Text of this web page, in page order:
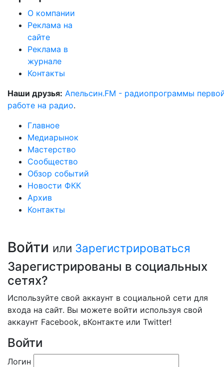
О компании
Реклама на
сайте
Реклама в
журнале
Контакты
Наши друзья: Апельсин.FM - радиопрограммы
работе на радио.
Главное
Медиарынок
Мастерство
Сообщество
Обзор событий
Новости ФКК
Архив
Контакты
Войти или Зарегистрироваться
Зарегистрированы в социальных
сетях?
Используйте свой аккаунт в социальной сети для
входа на сайт. Вы можете войти используя свой
аккаунт Facebook, вКонтакте или Twitter!
Войти
Логин